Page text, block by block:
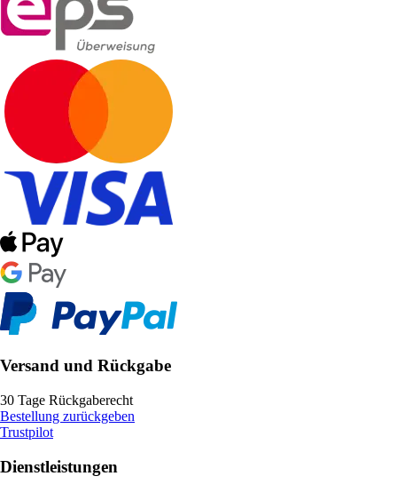
Versand und Rückgabe
30 Tage Rückgaberecht
Bestellung zurückgeben
Trustpilot
Dienstleistungen